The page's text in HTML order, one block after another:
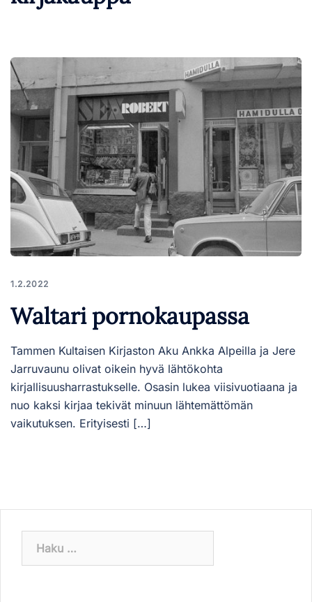
1.2.2022
Waltari pornokaupassa
Tammen Kultaisen Kirjaston Aku Ankka Alpeilla ja Jere
Jarruvaunu olivat oikein hyvä lähtökohta
kirjallisuusharrastukselle. Osasin lukea viisivuotiaana ja
nuo kaksi kirjaa tekivät minuun lähtemättömän
vaikutuksen. Erityisesti […]